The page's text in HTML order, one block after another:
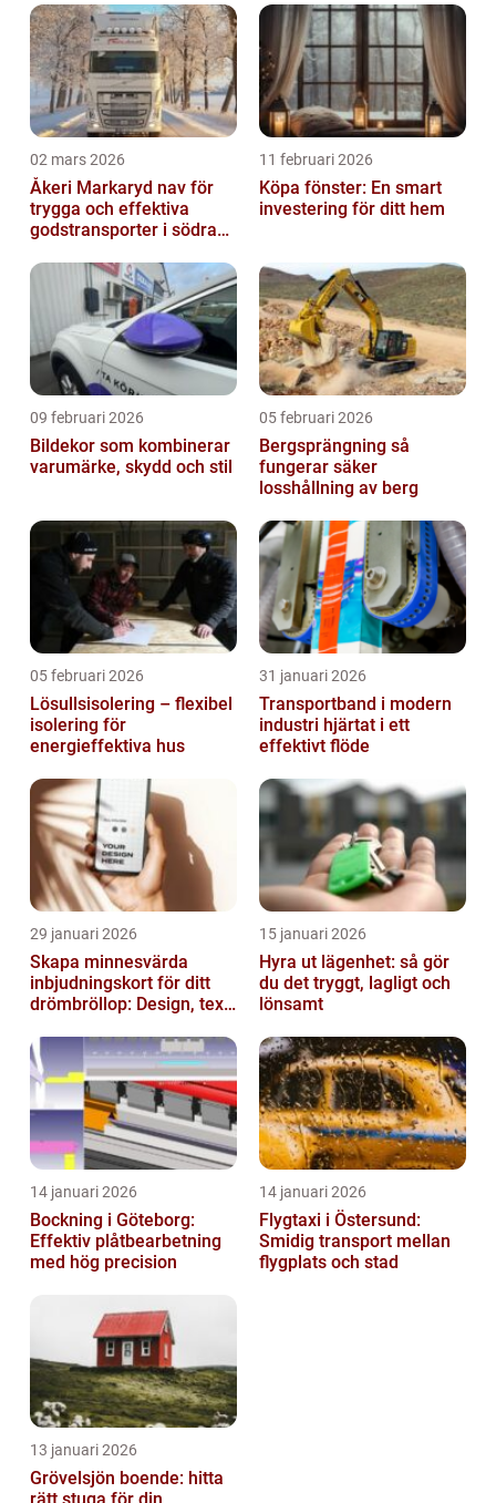
02 mars 2026
Åkeri Markaryd nav för
trygga och effektiva
godstransporter i södra
11 februari 2026
Köpa fönster: En smart
investering för ditt hem
09 februari 2026
Bildekor som kombinerar
varumärke, skydd och stil
05 februari 2026
Bergsprängning så
fungerar säker
losshållning av berg
05 februari 2026
Lösullsisolering – flexibel
isolering för
energieffektiva hus
31 januari 2026
Transportband i modern
industri hjärtat i ett
effektivt flöde
29 januari 2026
Skapa minnesvärda
inbjudningskort för ditt
drömbröllop: Design, text
15 januari 2026
Hyra ut lägenhet: så gör
du det tryggt, lagligt och
lönsamt
14 januari 2026
Bockning i Göteborg:
Effektiv plåtbearbetning
med hög precision
14 januari 2026
Flygtaxi i Östersund:
Smidig transport mellan
flygplats och stad
13 januari 2026
Grövelsjön boende: hitta